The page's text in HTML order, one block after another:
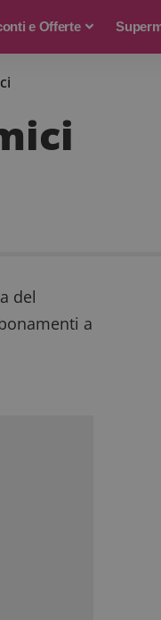
e Offerte
del
a